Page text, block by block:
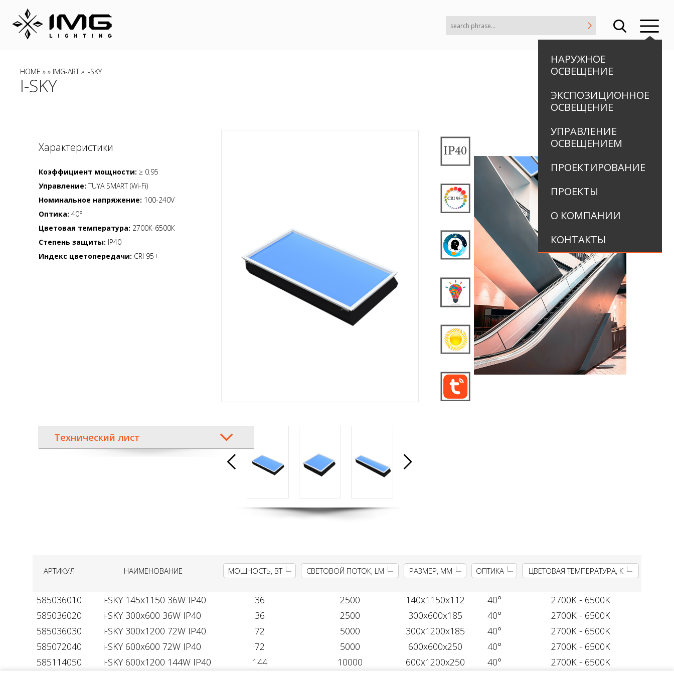
НАРУЖНОЕ
ОСВЕЩЕНИЕ
ЭКСПОЗИЦИОННОЕ
ОСВЕЩЕНИЕ
УПРАВЛЕНИЕ
ОСВЕЩЕНИЕМ
ПРОЕКТИРОВАНИЕ
ПРОЕКТЫ
О КОМПАНИИ
КОНТАКТЫ
HOME » » IMG-ART» I-SKY
I-SKY
Характеристики
Коэффициент мощности: ≥ 0.95
Управление: TUYA SMART (Wi-Fi)
Номинальное напряжение: 100-240V
Оптика: 40°
Цветовая температура: 2700К-6500К
Степень защиты: IP40
Индекс цветопередачи: CRI 95+
Технический лист
АРТИКУЛ НАИМЕНОВАНИЕ МОЩНОСТЬ, ВТ СВЕТОВОЙ ПОТОК, LM РАЗМЕР, ММ ОПТИКА ЦВЕТОВАЯ ТЕМПЕРАТУРА, К
585036010 i-SKY 145х1150 36W IP40 36 2500 140х1150х112 40°
2700K - 6500K
585036020
i-SKY 300х600 36W IP40 36 2500 300х600х185 40°
2700K - 6500K
585036030
i-SKY 300х1200 72W IP40 72 5000 300х1200х185 40°
2700K - 6500K
585072040
i-SKY 600х600 72W IP40 72 5000 600х600х250 40°
2700K - 6500K
585114050
i-SKY 600x1200 144W IP40 144 10000 600х1200х250 40° 2700K - 6500K